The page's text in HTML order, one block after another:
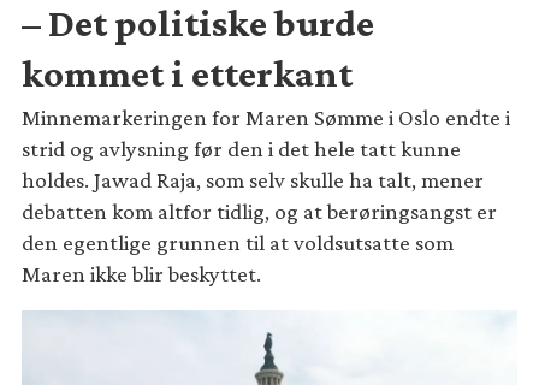
– Det politiske burde
kommet i etterkant
Minnemarkeringen for Maren Sømme i Oslo endte i
strid og avlysning før den i det hele tatt kunne
holdes. Jawad Raja, som selv skulle ha talt, mener
debatten kom altfor tidlig, og at berøringsangst er
den egentlige grunnen til at voldsutsatte som
Maren ikke blir beskyttet.